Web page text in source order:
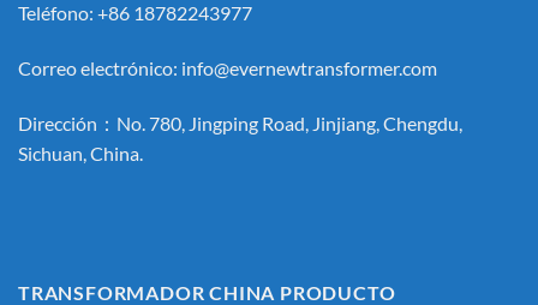
Teléfono: +86 18782243977
Correo electrónico: info@evernewtransformer.com
Dirección：No. 780, Jingping Road, Jinjiang, Chengdu,
Sichuan, China.
TRANSFORMADOR CHINA PRODUCTO